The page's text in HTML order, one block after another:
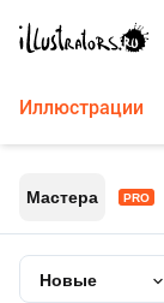
Иллюстрации
Новые
Мастера PRO